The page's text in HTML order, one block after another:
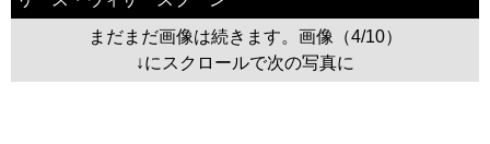
まだまだ画像は続きます。画像（4/10）
↓にスクロールで次の写真に